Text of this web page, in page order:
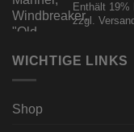
Enthält 19%
zzgl. Versand
WICHTIGE LINKS
Shop